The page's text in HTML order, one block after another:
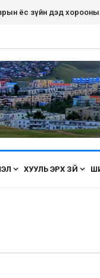
ёс зүйн дэд хорооны
ХУУЛЬ ЭРХ ЗҮЙ